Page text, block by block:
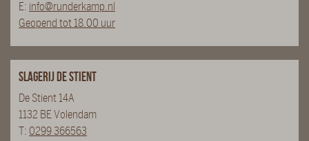
E: info@runderkamp.nl
Geopend tot 18.00 uur
Slagerij De Stient
De Stient 14A
1132 BE Volendam
T: 0299 366563